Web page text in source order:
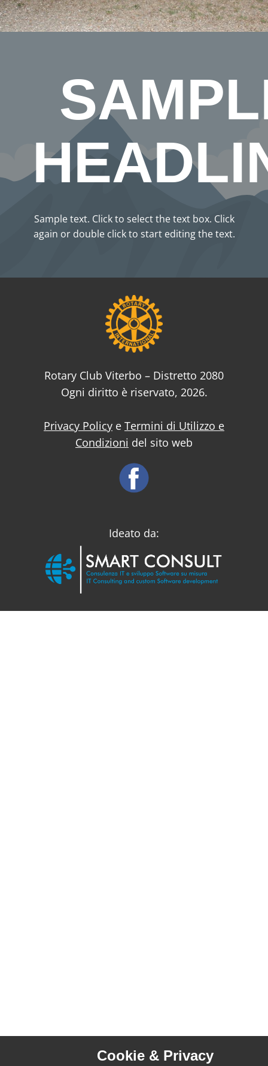
Sample text. Click to select the text box. Click
again or double click to start editing the text.
Rotary Club Viterbo – Distretto 2080
Ogni diritto è riservato, 2026.
Privacy Policy e Termini di Utilizzo e
Condizioni del sito web
Ideato da:
Cookie & Privacy